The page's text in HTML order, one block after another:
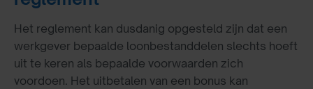
Het reglement kan dusdanig opgesteld zijn dat een
werkgever bepaalde loonbestanddelen slechts hoeft
uit te keren als bepaalde voorwaarden zich
voordoen. Het uitbetalen van een bonus kan